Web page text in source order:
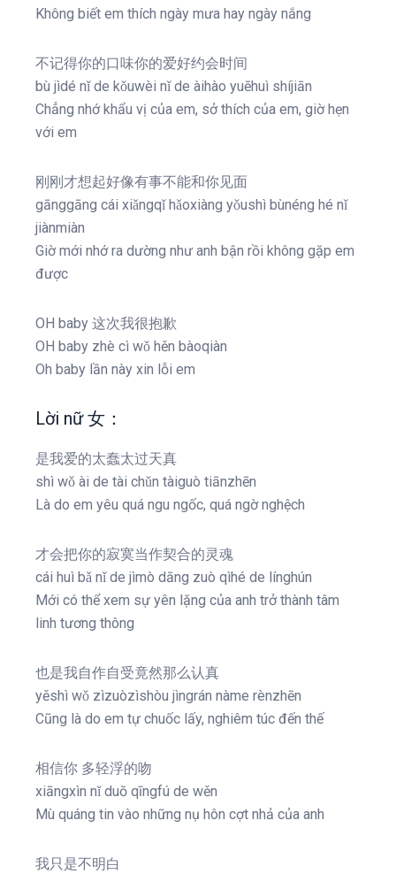
Không biết em thích ngày mưa hay ngày nắng
不记得你的口味你的爱好约会时间
bù jìdé nǐ de kǒuwèi nǐ de àihào yuēhuì shíjiān
Chẳng nhớ khẩu vị của em, sở thích của em, giờ hẹn
với em
刚刚才想起好像有事不能和你见面
gānggāng cái xiǎngqǐ hǎoxiàng yǒushì bùnéng hé nǐ
jiànmiàn
Giờ mới nhớ ra dường như anh bận rồi không gặp em
được
OH baby 这次我很抱歉
OH baby zhè cì wǒ hěn bàoqiàn
Oh baby lần này xin lỗi em
Lời nữ 女：
是我爱的太蠢太过天真
shì wǒ ài de tài chǔn tàiguò tiānzhēn
Là do em yêu quá ngu ngốc, quá ngờ nghệch
才会把你的寂寞当作契合的灵魂
cái huì bǎ nǐ de jìmò dāng zuò qìhé de línghún
Mới có thể xem sự yên lặng của anh trở thành tâm
linh tương thông
也是我自作自受竟然那么认真
yěshì wǒ zìzuòzìshòu jìngrán nàme rènzhēn
Cũng là do em tự chuốc lấy, nghiêm túc đến thế
相信你 多轻浮的吻
xiāngxìn nǐ duō qīngfú de wěn
Mù quáng tin vào những nụ hôn cợt nhả của anh
我只是不明白